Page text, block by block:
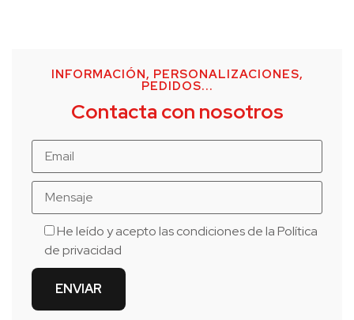
INFORMACIÓN, PERSONALIZACIONES,
PEDIDOS...
Contacta con nosotros
He leído y acepto las condiciones de laPolítica
de privacidad